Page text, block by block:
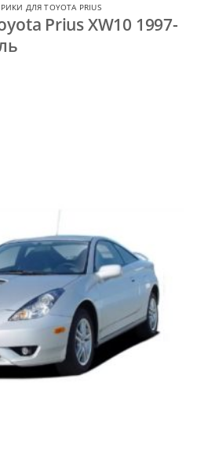
ДЛЯ TOYOTA PRIUS
Prius XW10 1997-